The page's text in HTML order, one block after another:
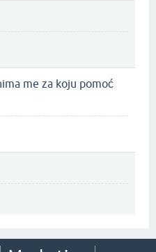
me za koju pomoć